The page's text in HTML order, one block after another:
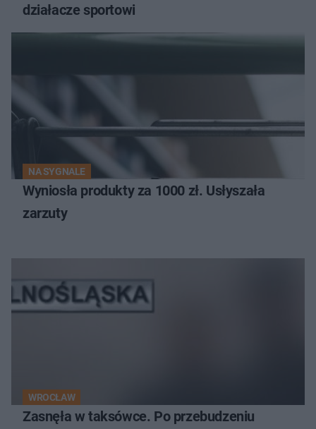
działacze sportowi
NA SYGNALE
Wyniosła produkty za 1000 zł. Usłyszała
zarzuty
WROCŁAW
Zasnęła w taksówce. Po przebudzeniu